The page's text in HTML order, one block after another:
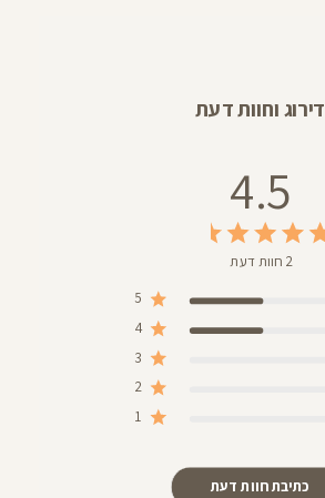
דירוג וחוות דעת
4.5
2 חוות דעת
5
4
3
2
1
כתיבת חוות דעת